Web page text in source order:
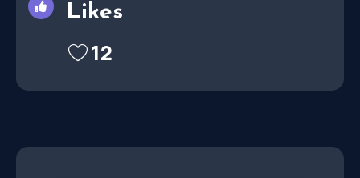
Likes
12